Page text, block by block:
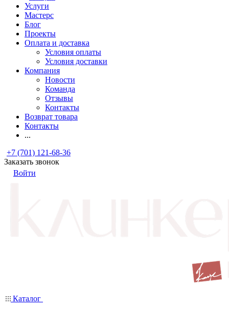
Услуги
Мастерс
Блог
Проекты
Оплата и доставка
Условия оплаты
Условия доставки
Компания
Новости
Команда
Отзывы
Контакты
Возврат товара
Контакты
...
+7 (701) 121-68-36
Заказать звонок
Войти
Каталог